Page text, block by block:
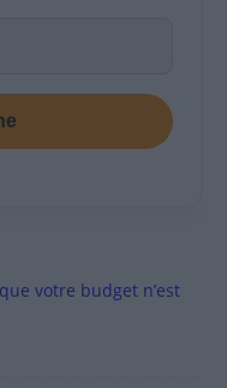
votre budget n’est